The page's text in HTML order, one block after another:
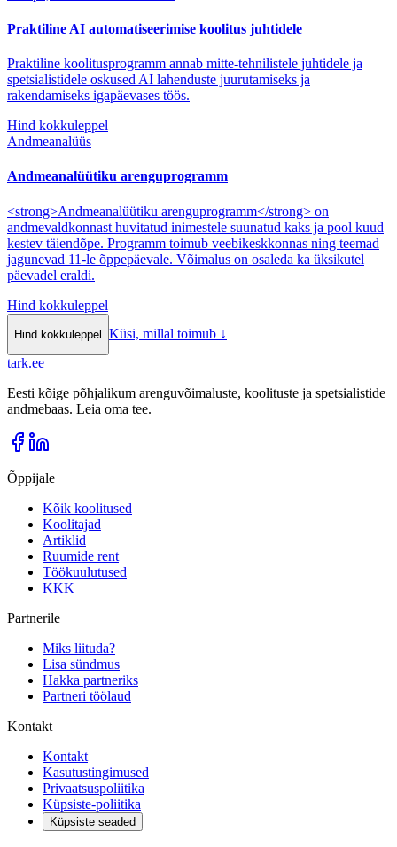
Praktiline AI automatiseerimise koolitus juhtidele
Praktiline koolitusprogramm annab mitte-tehnilistele juhtidele ja
spetsialistidele oskused AI lahenduste juurutamiseks ja
rakendamiseks igapäevases töös.
Hind kokkuleppel
Andmeanalüüs
Andmeanalüütiku arenguprogramm
<strong>Andmeanalüütiku arenguprogramm</strong> on
andmevaldkonnast huvitatud inimestele suunatud kaks ja pool kuud
kestev täiendõpe. Programm toimub veebikeskkonnas ning teemad
jagunevad 11-le õppepäevale. Võimalus on osaleda ka üksikutel
päevadel eraldi.
Hind kokkuleppel
Hind kokkuleppel Küsi, millal toimub ↓
tark.ee
Eesti kõige põhjalikum arenguvõimaluste, koolituste ja spetsialistide
andmebaas. Leia oma tee.
Õppijale
Kõik koolitused
Koolitajad
Artiklid
Ruumide rent
Töökuulutused
KKK
Partnerile
Miks liituda?
Lisa sündmus
Hakka partneriks
Partneri töölaud
Kontakt
Kontakt
Kasutustingimused
Privaatsuspoliitika
Küpsiste-poliitika
Küpsiste seaded